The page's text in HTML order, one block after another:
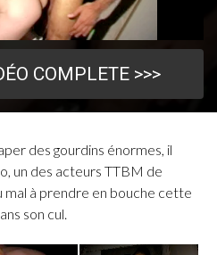
COMPLETE >>>
des gourdins énormes, il
un des acteurs TTBM de
mal à prendre en bouche cette
son cul.